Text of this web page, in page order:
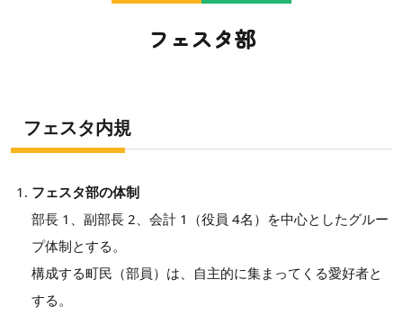
フェスタ部
フェスタ内規
フェスタ部の体制
部長 1、副部長 2、会計 1（役員 4名）を中心としたグルー
プ体制とする。
構成する町民（部員）は、自主的に集まってくる愛好者と
する。